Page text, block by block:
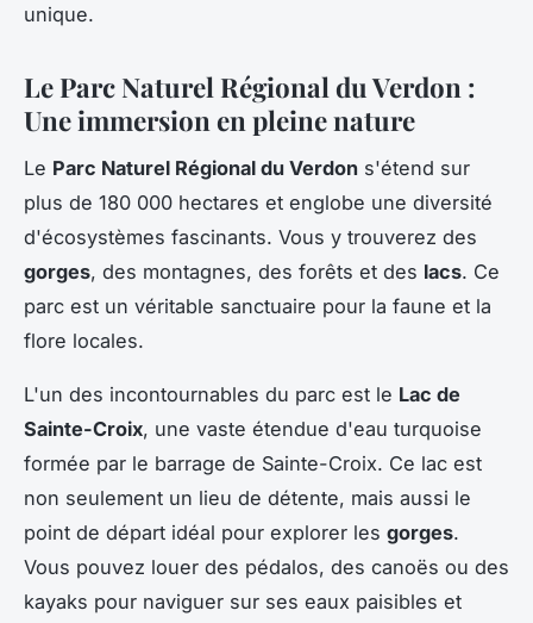
unique.
Le Parc Naturel Régional du Verdon :
Une immersion en pleine nature
Le Parc Naturel Régional du Verdon s'étend sur
plus de 180 000 hectares et englobe une diversité
d'écosystèmes fascinants. Vous y trouverez des
gorges, des montagnes, des forêts et des lacs. Ce
parc est un véritable sanctuaire pour la faune et la
flore locales.
L'un des incontournables du parc est le Lac de
Sainte-Croix, une vaste étendue d'eau turquoise
formée par le barrage de Sainte-Croix. Ce lac est
non seulement un lieu de détente, mais aussi le
point de départ idéal pour explorer les gorges.
Vous pouvez louer des pédalos, des canoës ou des
kayaks pour naviguer sur ses eaux paisibles et